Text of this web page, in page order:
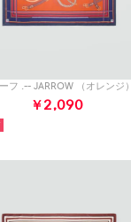
フ .-- JARROW （オレンジ）
￥2,090